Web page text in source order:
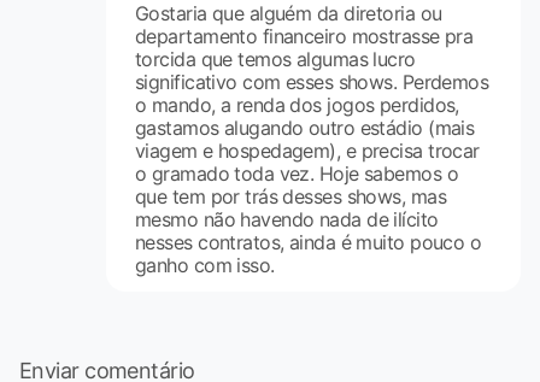
Gostaria que alguém da diretoria ou
departamento financeiro mostrasse pra
torcida que temos algumas lucro
significativo com esses shows. Perdemos
o mando, a renda dos jogos perdidos,
gastamos alugando outro estádio (mais
viagem e hospedagem), e precisa trocar
o gramado toda vez. Hoje sabemos o
que tem por trás desses shows, mas
mesmo não havendo nada de ilícito
nesses contratos, ainda é muito pouco o
ganho com isso.
Enviar comentário